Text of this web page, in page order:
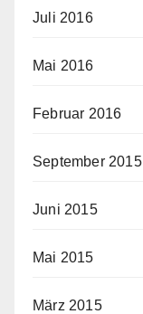
Juli 2016
Mai 2016
Februar 2016
September 2015
Juni 2015
Mai 2015
März 2015